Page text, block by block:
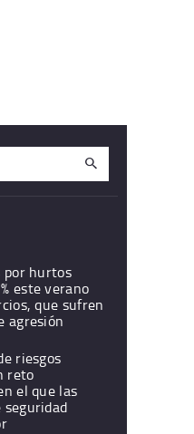
por hurtos
este verano
que sufren
agresión
riesgos
reto
el que las
seguridad